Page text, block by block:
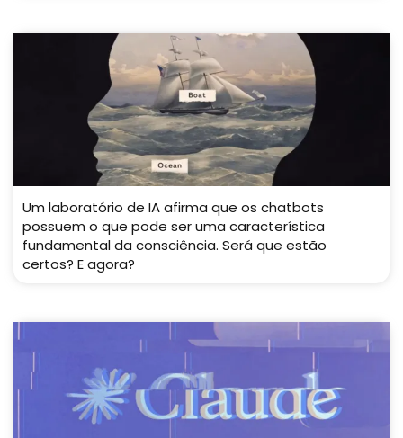
Um laboratório de IA afirma que os chatbots
possuem o que pode ser uma característica
fundamental da consciência. Será que estão
certos? E agora?